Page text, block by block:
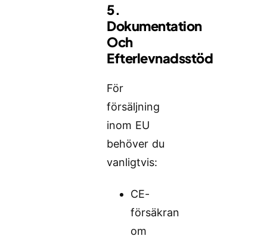
5.
Dokumentation
Och
Efterlevnadsstöd
För
försäljning
inom EU
behöver du
vanligtvis:
CE-
försäkran
om